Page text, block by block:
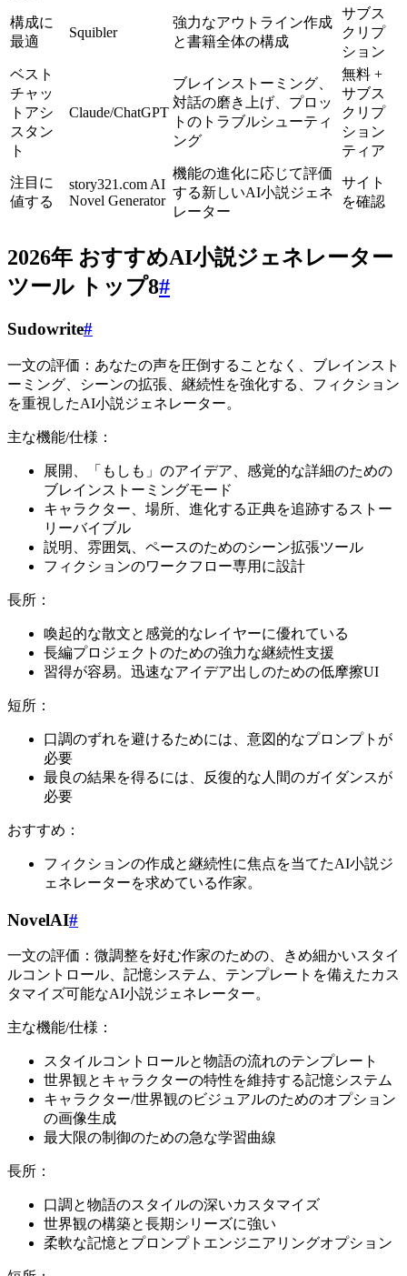
構成に
最適
Squibler
強力なアウトライン作成
と書籍全体の構成
サブス
クリプ
ション
ベスト
チャッ
トアシ
スタン
ト
Claude/ChatGPT
ブレインストーミング、
対話の磨き上げ、プロッ
トのトラブルシューティ
ング
無料 +
サブス
クリプ
ション
ティア
注目に
値する
story321.com AI
Novel Generator
機能の進化に応じて評価
する新しいAI小説ジェネ
レーター
サイト
を確認
2026年 おすすめAI小説ジェネレーター
ツール トップ8#
Sudowrite#
一文の評価：あなたの声を圧倒することなく、ブレインスト
ーミング、シーンの拡張、継続性を強化する、フィクション
を重視したAI小説ジェネレーター。
主な機能/仕様：
展開、「もしも」のアイデア、感覚的な詳細のための
ブレインストーミングモード
キャラクター、場所、進化する正典を追跡するストー
リーバイブル
説明、雰囲気、ペースのためのシーン拡張ツール
フィクションのワークフロー専用に設計
長所：
喚起的な散文と感覚的なレイヤーに優れている
長編プロジェクトのための強力な継続性支援
習得が容易。迅速なアイデア出しのための低摩擦UI
短所：
口調のずれを避けるためには、意図的なプロンプトが
必要
最良の結果を得るには、反復的な人間のガイダンスが
必要
おすすめ：
フィクションの作成と継続性に焦点を当てたAI小説ジ
ェネレーターを求めている作家。
NovelAI#
一文の評価：微調整を好む作家のための、きめ細かいスタイ
ルコントロール、記憶システム、テンプレートを備えたカス
タマイズ可能なAI小説ジェネレーター。
主な機能/仕様：
スタイルコントロールと物語の流れのテンプレート
世界観とキャラクターの特性を維持する記憶システム
キャラクター/世界観のビジュアルのためのオプション
の画像生成
最大限の制御のための急な学習曲線
長所：
口調と物語のスタイルの深いカスタマイズ
世界観の構築と長期シリーズに強い
柔軟な記憶とプロンプトエンジニアリングオプション